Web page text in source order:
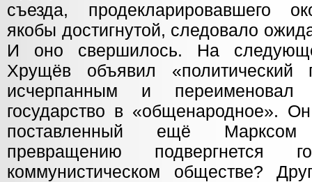
съезда, продекларировавшего
якобы достигнутой, следовало
И оно свершилось. На
Хрущёв объявил «политический
исчерпанным и переименовал
государство в «общенародное».
поставленный ещё
превращению подвергнется
коммунистическом обществе?